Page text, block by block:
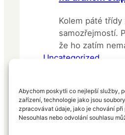
Abychom poskytli co nejlepší služby,
zařízení, technologie jako jsou
zpracovávat údaje, jako je chování
Nesouhlas nebo odvolání souhlasu
Kolem páté
samozřejmostí.
že ho zatím
sociálního
rozhodnutí pro
Uncategorized